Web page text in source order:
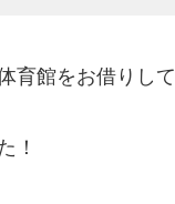
育館をお借りして
！